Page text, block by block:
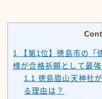
1 【第1位】徳島市の「
様が合格祈願として最強
1.1 徳島眉山天神社
る理由は？